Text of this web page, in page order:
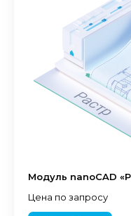
Модуль nanoCAD
Цена по запросу